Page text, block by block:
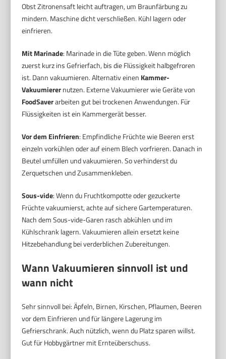
Obst Zitronensaft leicht auftragen, um Braunfärbung zu
mindern. Maschine dicht verschließen. Kühl lagern oder
einfrieren.
Mit Marinade: Marinade in die Tüte geben. Wenn möglich
zuerst kurz ins Gefrierfach, bis die Flüssigkeit halbgefroren
ist. Dann vakuumieren. Alternativ einen Kammer-
Vakuumierernutzen. Externe Vakuumierer wie Geräte von
FoodSaverarbeiten gut bei trockenen Anwendungen. Für
Flüssigkeiten ist ein Kammergerät besser.
Vor dem Einfrieren: Empfindliche Früchte wie Beeren erst
einzeln vorkühlen oder auf einem Blech vorfrieren. Danach in
Beutel umfüllen und vakuumieren. So verhinderst du
Zerquetschen und Zusammenkleben.
Sous-vide: Wenn du Fruchtkompotte oder gezuckerte
Früchte vakuumierst, achte auf sichere Gartemperaturen.
Nach dem Sous-vide-Garen rasch abkühlen und im
Kühlschrank lagern. Vakuumieren allein ersetzt keine
Hitzebehandlung bei verderblichen Zubereitungen.
Wann Vakuumieren sinnvoll ist und
wann nicht
Sehr sinnvoll bei: Äpfeln, Birnen, Kirschen, Pflaumen, Beeren
vor dem Einfrieren und für längere Lagerung im
Gefrierschrank. Auch nützlich, wenn du Platz sparen willst.
Gut für Hobbygärtner mit Ernteüberschuss.